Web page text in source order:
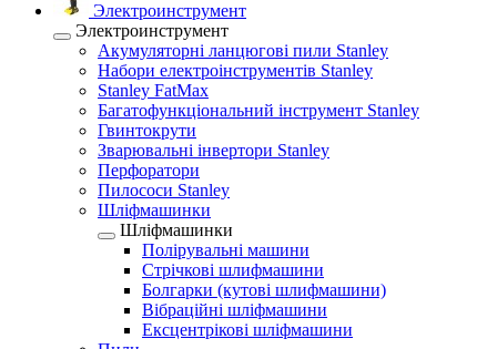
Электроинструмент
Электроинструмент
Акумуляторні ланцюгові пили Stanley
Набори електроінструментів Stanley
Stanley FatMax
Багатофункціональний інструмент Stanley
Гвинтокрути
Зварювальні інвертори Stanley
Перфоратори
Пилососи Stanley
Шліфмашинки
Шліфмашинки
Полірувальні машини
Стрічкові шлифмашини
Болгарки (кутові шлифмашини)
Вібраційні шліфмашини
Ексцентрікові шліфмашини